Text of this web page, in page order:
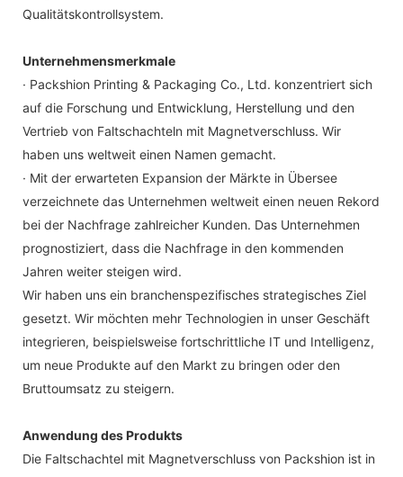
Qualitätskontrollsystem.
Unternehmensmerkmale
· Packshion Printing & Packaging Co., Ltd. konzentriert sich
auf die Forschung und Entwicklung, Herstellung und den
Vertrieb von Faltschachteln mit Magnetverschluss. Wir
haben uns weltweit einen Namen gemacht.
· Mit der erwarteten Expansion der Märkte in Übersee
verzeichnete das Unternehmen weltweit einen neuen Rekord
bei der Nachfrage zahlreicher Kunden. Das Unternehmen
prognostiziert, dass die Nachfrage in den kommenden
Jahren weiter steigen wird.
Wir haben uns ein branchenspezifisches strategisches Ziel
gesetzt. Wir möchten mehr Technologien in unser Geschäft
integrieren, beispielsweise fortschrittliche IT und Intelligenz,
um neue Produkte auf den Markt zu bringen oder den
Bruttoumsatz zu steigern.
Anwendung des Produkts
Die Faltschachtel mit Magnetverschluss von Packshion ist in